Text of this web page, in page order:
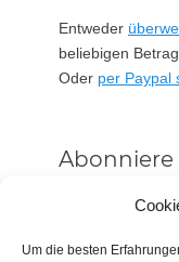
Um die besten
Entweder
beliebigen Betrag.
Oder per Paypal
Abonniere
Vorname oder